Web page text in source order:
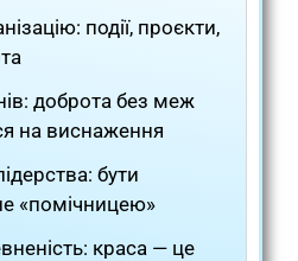
події, проєкти,
доброта без меж
на виснаження
бути
«помічницею»
краса — це